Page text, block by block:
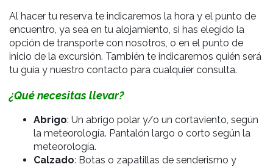
Al hacer tu reserva te indicaremos la hora y el punto de
encuentro, ya sea en tu alojamiento, si has elegido la
opción de transporte con nosotros, o en el punto de
inicio de la excursión. También te indicaremos quién será
tu guía y nuestro contacto para cualquier consulta.
¿Qué necesitas llevar?
Abrigo: Un abrigo polar y/o un cortaviento, según
la meteorología. Pantalón largo o corto según la
meteorología.
Calzado: Botas o zapatillas de senderismo y